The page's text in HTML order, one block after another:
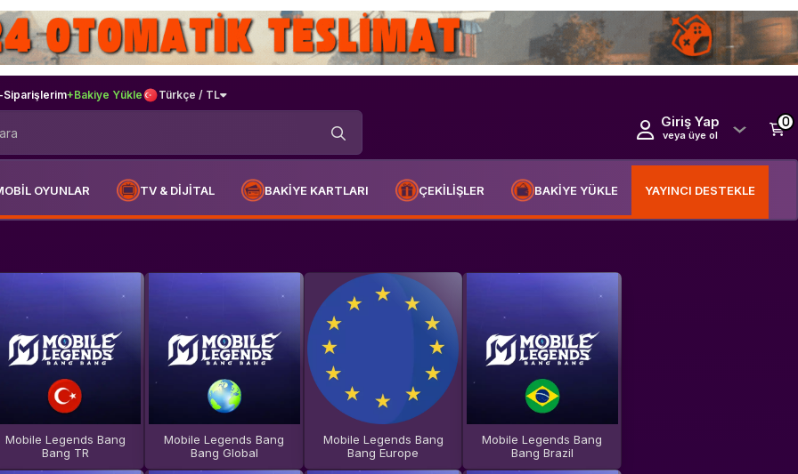
-Siparişlerim+Bakiye Yükle Türkçe / TL
Giriş Yap
veya üye ol
0
OYUNLAR TV & DİJİTAL BAKİYE KARTLARI ÇEKİLİŞLER BAKİYE YÜKLE YAYINCI DESTEKLE
Mobile Legends Bang
Bang TR
Mobile Legends Bang
Bang Global
Mobile Legends Bang
Bang Europe
Mobile Legends Bang
Bang Brazil